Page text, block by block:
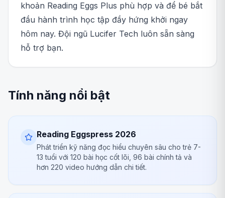
khoản Reading Eggs Plus phù hợp và để bé bắt
đầu hành trình học tập đầy hứng khởi ngay
hôm nay. Đội ngũ Lucifer Tech luôn sẵn sàng
hỗ trợ bạn.
Tính năng nổi bật
Reading Eggspress 2026
Phát triển kỹ năng đọc hiểu chuyên sâu cho trẻ 7-
13 tuổi với 120 bài học cốt lõi, 96 bài chính tả và
hơn 220 video hướng dẫn chi tiết.